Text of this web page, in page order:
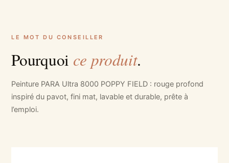
LE MOT DU CONSEILLER
Pourquoi ce produit.
Peinture PARA Ultra 8000 POPPY FIELD : rouge profond
inspiré du pavot, fini mat, lavable et durable, prête à
l’emploi.